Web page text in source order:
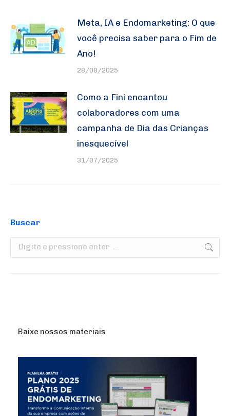
Meta, IA e Endomarketing: O que
você precisa saber para o Fim de
Ano!
28/08/2025
Como a Fini encantou
colaboradores com uma
campanha de Dia das Crianças
inesquecível
31/07/2025
Buscar
Search:
Baixe nossos materiais